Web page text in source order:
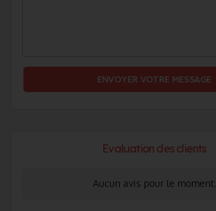
Evaluation des clients
Aucun avis pour le moment.